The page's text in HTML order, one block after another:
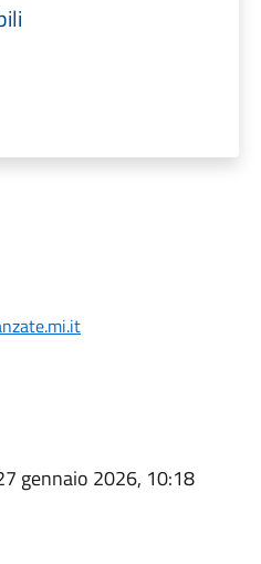
gennaio 2026, 10:18